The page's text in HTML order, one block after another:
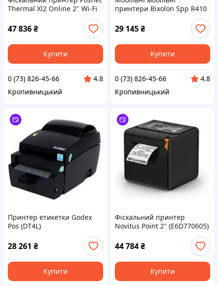
Thermal Xl2 Online 2" Wi-Fi
47 836₴
Купити
0 (73) 826-45-66
4.8
Кропивницький
принтери Bixolon Spp R410
дротовим термопринтером
29 145₴
Купити
0 (73) 826-45-66
4.8
Кропивницький
Принтер етикетки Godex
Pos (DT4L)
28 261 ₴
Купити
Фіскальний принтер
Novitus Point 2" (E6D770605)
44 784₴
Купити